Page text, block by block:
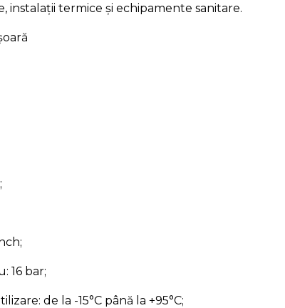
instalații termice și echipamente sanitare.
16 bar;
de la -15°C până la +95°C;